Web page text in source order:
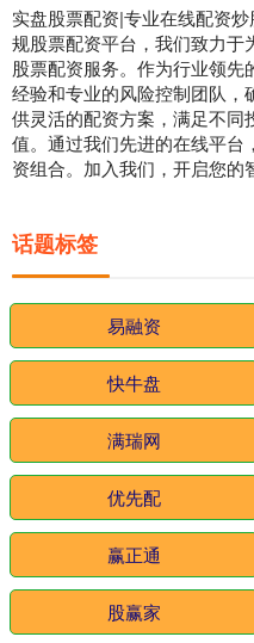
实盘股票配资|专业在线配资
规股票配资平台，我们致力于
股票配资服务。作为行业领
经验和专业的风险控制团队，
供灵活的配资方案，满足不
值。通过我们先进的在线平
资组合。加入我们，开启您的
话题标签
易融资
快牛盘
满瑞网
优先配
赢正通
股赢家